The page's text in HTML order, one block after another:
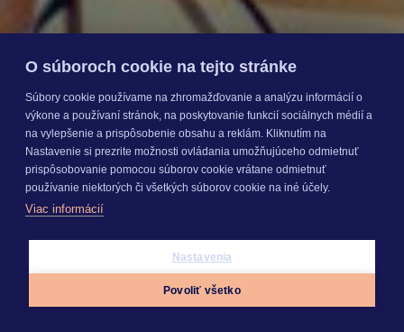
O súboroch cookie na tejto stránke
Súbory cookie používame na zhromažďovanie a analýzu informácií o
výkone a používaní stránok, na poskytovanie funkcií sociálnych médií a
na vylepšenie a prispôsobenie obsahu a reklám. Kliknutím na
Nastavenie si prezrite možnosti ovládania umožňujúceho odmietnuť
prispôsobovanie pomocou súborov cookie vrátane odmietnuť
používanie niektorých či všetkých súborov cookie na iné účely.
Viac informácií
Nastavenia
Povoliť všetko